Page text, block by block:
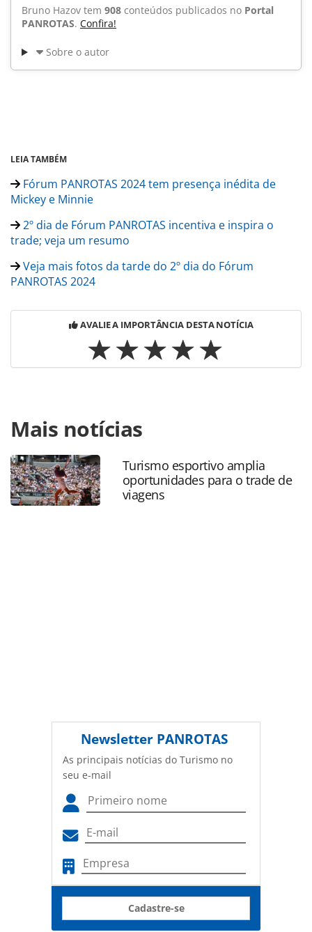
Bruno Hazov tem 908 conteúdos publicados no Portal
PANROTAS. Confira!
Sobre o autor
LEIA TAMBÉM
Fórum PANROTAS 2024 tem presença inédita de
Mickey e Minnie
2º dia de Fórum PANROTAS incentiva e inspira o
trade; veja um resumo
Veja mais fotos da tarde do 2º dia do Fórum
PANROTAS 2024
AVALIE A IMPORTÂNCIA DESTA NOTÍCIA
https://www.panrotas.com.br/mercado/destinos/2024/03/
al-realiza-acao-promocional-no-forum-panrotas-
2024_203796.html ou as ferramentas oferecidas na página.
Todo o conteúdo produzido pela PANROTAS Editora é
protegido pela legislação brasileira sobre direito autoral.
Não reproduza o conteúdo sem autorização da PANROTAS
Mais notícias
Turismo esportivo amplia
oportunidades para o trade de
viagens
Newsletter PANROTAS
As principais notícias do Turismo no
seu e-mail
Cadastre-se